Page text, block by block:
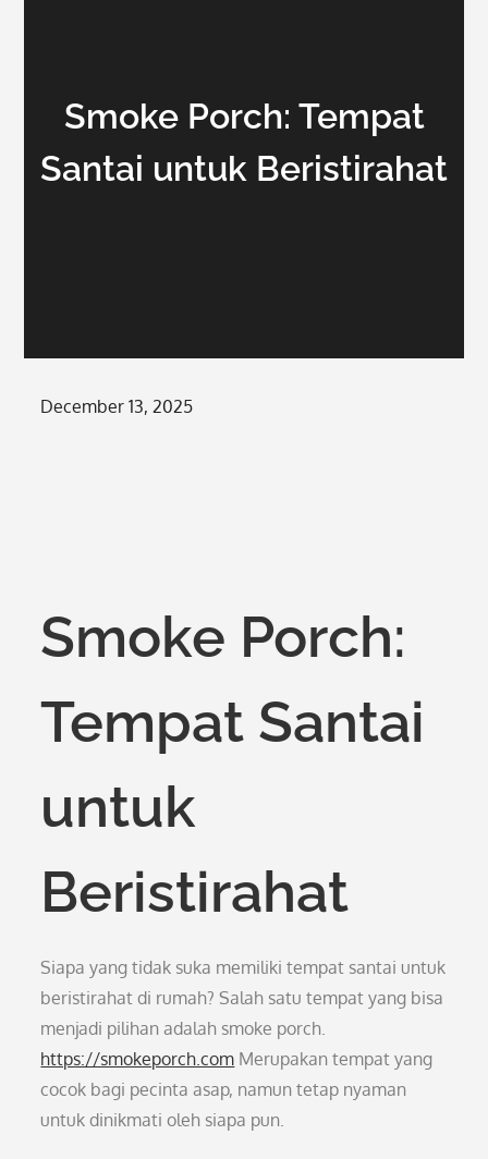
Smoke Porch: Tempat
Santai untuk Beristirahat
Posted
December 13, 2025
Smoke Porch:
Tempat Santai
untuk
Beristirahat
Siapa yang tidak suka memiliki tempat santai untuk
beristirahat di rumah? Salah satu tempat yang bisa
menjadi pilihan adalah smoke porch.
https://smokeporch.com Merupakan tempat yang
cocok bagi pecinta asap, namun tetap nyaman
untuk dinikmati oleh siapa pun.